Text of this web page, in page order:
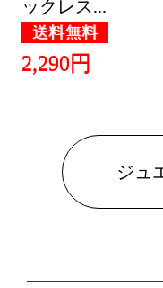
ックレス...
送料無料
2,290円
ジュ